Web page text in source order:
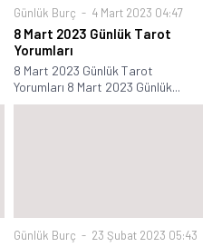
Günlük Burç 4 Mart 2023 04:47
8 Mart 2023 Günlük Tarot
Yorumları
8 Mart 2023 Günlük Tarot
Yorumları 8 Mart 2023 Günlük...
Günlük Burç 23 Şubat 2023 05:43